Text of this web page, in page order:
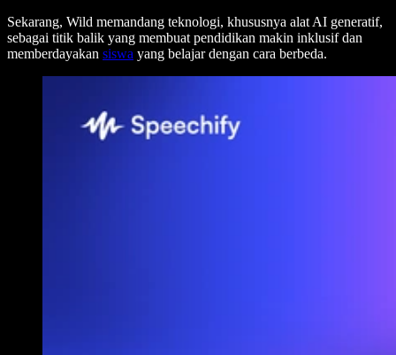
Sekarang, Wild memandang teknologi, khususnya alat AI generatif,
sebagai titik balik yang membuat pendidikan makin inklusif dan
memberdayakan siswa yang belajar dengan cara berbeda.